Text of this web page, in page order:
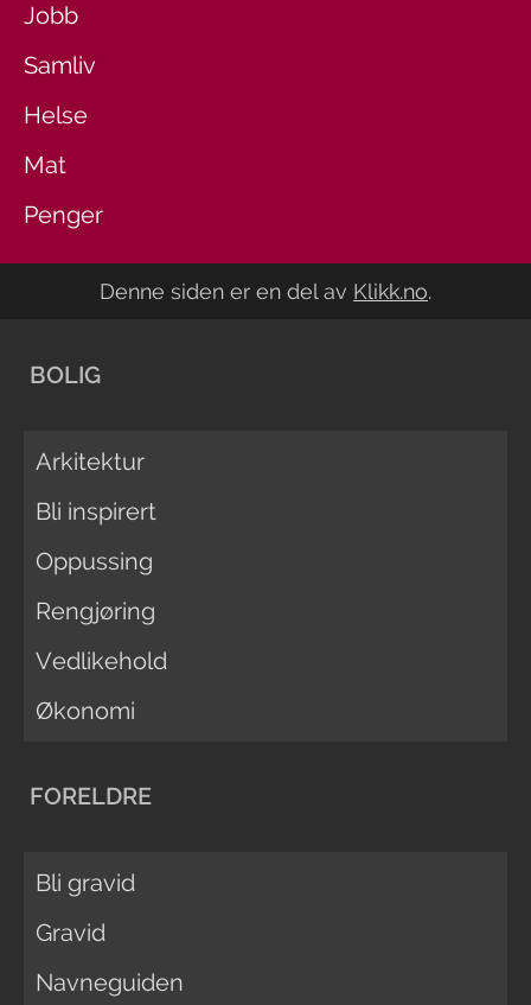
Jobb
Samliv
Helse
Mat
Penger
Denne siden er en del av Klikk.no.
BOLIG
Arkitektur
Bli inspirert
Oppussing
Rengjøring
Vedlikehold
Økonomi
FORELDRE
Bli gravid
Gravid
Navneguiden